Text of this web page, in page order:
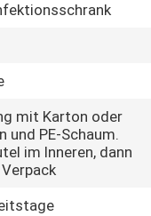
mit Karton oder
und PE-Schaum.
im Inneren, dann